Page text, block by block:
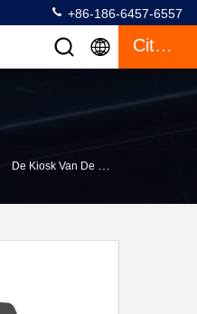
+86-186-6457-6557
Citaat
De Kiosk Van De Kaartjesautomaat, De Machine Van Het Rijkaartje Met Het Androïde Aanrakingsscherm